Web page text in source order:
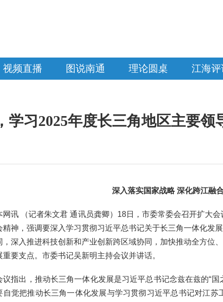
视频直播 图说南通 理论圆桌 江海评
学习2025年度长三角地区主要
深入落实国家战略 深化跨江融
网讯 （记者朱文君 通讯员龚卿）18日，市委常委会召开扩大
精神，强调要深入学习贯彻习近平总书记关于长三角一体化发
，深入推进科技创新和产业创新跨区域协同，加快推动全方位
重要支点。市委书记吴新明主持会议并讲话。
议指出，推动长三角一体化发展是习近平总书记念兹在兹的“
自觉把推动长三角一体化发展与学习贯彻习近平总书记对江苏